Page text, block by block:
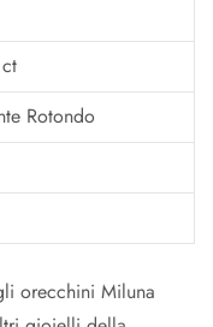
Rotondo
orecchini Miluna